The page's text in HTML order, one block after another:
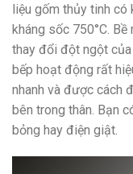
liệu gốm thủy tinh có
kháng sốc 750°C.
thay đổi đột ngột
bếp hoạt động rất
nhanh và được cách
bên trong thân. Bạn
bỏng hay điện giật.